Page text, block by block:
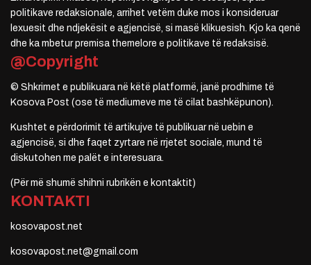
politikave redaksionale, arrihet vetëm duke mos i konsideruar
lexuesit dhe ndjekësit e agjencisë, si masë klikuesish. Kjo ka qenë
dhe ka mbetur premisa themelore e politikave të redaksisë.
@Copyright
© Shkrimet e publikuara në këtë platformë, janë prodhime të
Kosova Post (ose të mediumeve me të cilat bashkëpunon).
Kushtet e përdorimit të artikujve të publikuar në uebin e
agjencisë, si dhe faqet zyrtare në rrjetet sociale, mund të
diskutohen me palët e interesuara.
(Për më shumë shihni rubrikën e kontaktit)
KONTAKTI
kosovapost.net
kosovapost.net@gmail.com